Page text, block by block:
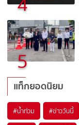
5
แท็กยอดนิยม
#น้ำท่วม #ข่าววันนี้